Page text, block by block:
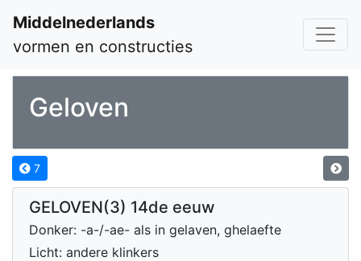
Middelnederlands
vormen en constructies
Geloven
7
GELOVEN(3) 14de eeuw
Donker: -a-/-ae- als in gelaven, ghelaefte
Licht: andere klinkers